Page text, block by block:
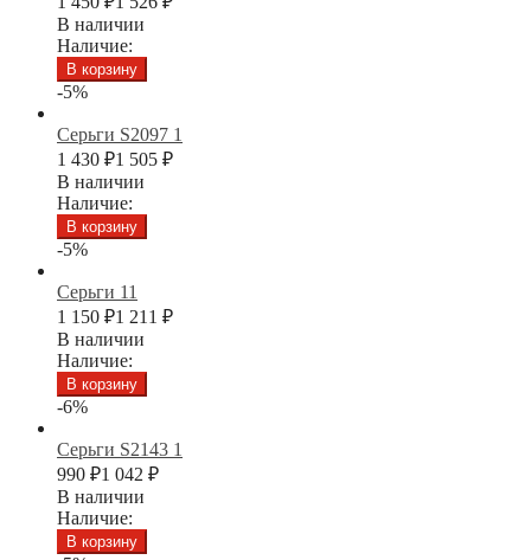
В наличии
Наличие:
В корзину
-5%
Серьги S2097 1
1 430 ₽1 505 ₽
В наличии
Наличие:
В корзину
-5%
Серьги 11
1 150 ₽1 211 ₽
В наличии
Наличие:
В корзину
-6%
Серьги S2143 1
990 ₽1 042 ₽
В наличии
Наличие:
В корзину